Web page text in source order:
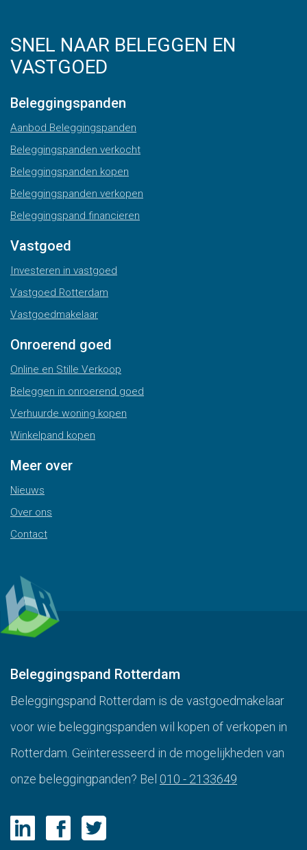
SNEL NAAR BELEGGEN EN
VASTGOED
Beleggingspanden
Aanbod Beleggingspanden
Beleggingspanden verkocht
Beleggingspanden kopen
Beleggingspanden verkopen
Beleggingspand financieren
Vastgoed
Investeren in vastgoed
Vastgoed Rotterdam
Vastgoedmakelaar
Onroerend goed
Online en Stille Verkoop
Beleggen in onroerend goed
Verhuurde woning kopen
Winkelpand kopen
Meer over
Nieuws
Over ons
Contact
Beleggingspand Rotterdam
Beleggingspand Rotterdam is de vastgoedmakelaar
voor wie beleggingspanden wil kopen of verkopen in
Rotterdam. Geïnteresseerd in de mogelijkheden van
onze beleggingpanden? Bel 010 - 2133649